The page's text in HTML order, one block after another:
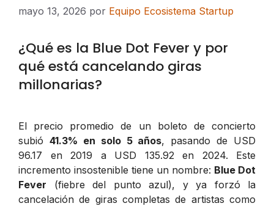
mayo 13, 2026 por Equipo Ecosistema Startup
¿Qué es la Blue Dot Fever y por
qué está cancelando giras
millonarias?
El precio promedio de un boleto de concierto
subió 41.3% en solo 5 años, pasando de USD
96.17 en 2019 a USD 135.92 en 2024. Este
incremento insostenible tiene un nombre: Blue Dot
Fever (fiebre del punto azul), y ya forzó la
cancelación de giras completas de artistas como